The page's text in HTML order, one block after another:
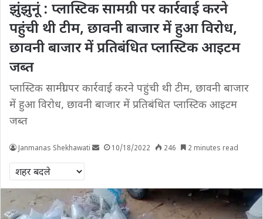
झुंझुनूं : प्लास्टिक सामग्री पर कार्रवाई करने
पहुंची थी टीम, छावनी बाजार में हुआ विरोध,
छावनी बाजार में प्रतिबंधित प्लास्टिक आइटम
जब्त
प्लास्टिक सामग्री पर कार्रवाई करने पहुंची थी टीम, छावनी बाजार
में हुआ विरोध, छावनी बाजार में प्रतिबंधित प्लास्टिक आइटम
जब्त
Janmanas Shekhawati 10/18/2022 246 2 minutes read